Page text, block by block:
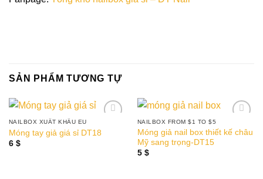
SẢN PHẨM TƯƠNG TỰ
wishlist
NAILBOX XUẤT KHẨU EU
Móng tay giả giá sỉ DT18
6 $
wishlist
NAILBOX FROM $1 TO $5
Móng giả nail box thiết kế châu
Mỹ sang trọng-DT15
5 $